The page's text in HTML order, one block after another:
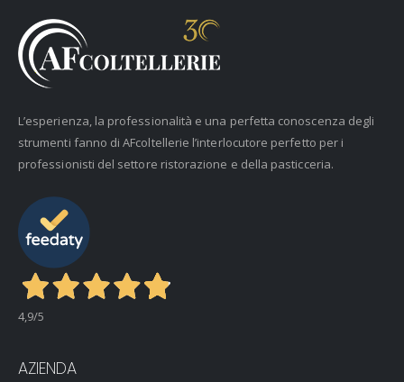
L’esperienza, la professionalità e una perfetta conoscenza degli
strumenti fanno di AFcoltellerie l’interlocutore perfetto per i
professionisti del settore ristorazione e della pasticceria.
4,9/5
AZIENDA